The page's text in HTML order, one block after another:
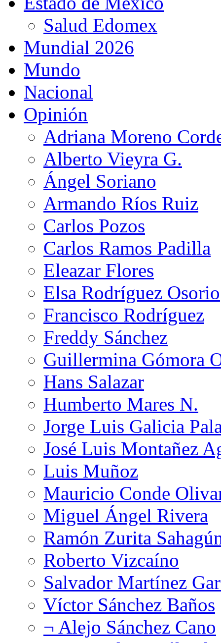
Salud Edomex
Mundial 2026
Mundo
Nacional
Opinión
Adriana Moreno
Alberto Vieyra G.
Ángel Soriano
Armando Ríos Ruiz
Carlos Pozos
Carlos Ramos Padilla
Eleazar Flores
Elsa Rodríguez Osorio
Francisco Rodríguez
Freddy Sánchez
Guillermina Gómora
Hans Salazar
Humberto Mares N.
Jorge Luis Galicia
José Luis Montañez
Luis Muñoz
Mauricio Conde
Miguel Ángel Rivera
Ramón Zurita
Roberto Vizcaíno
Salvador Martínez
Víctor Sánchez Baños
¬ Alejo Sánchez Cano